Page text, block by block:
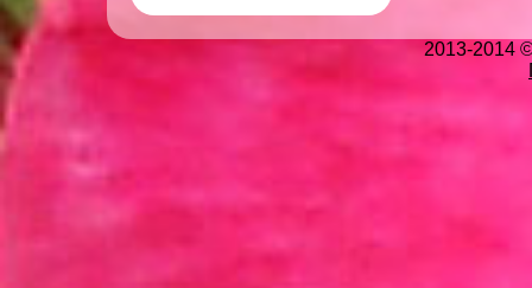
2013-2014